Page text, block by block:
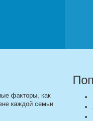
факторы, как
каждой семьи